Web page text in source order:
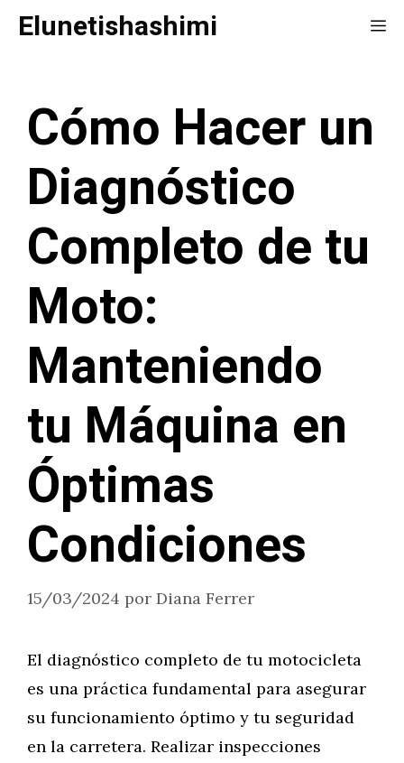
SaltarElunetishashimi
Cómo Hacer un
Diagnóstico
Completo de tu
Moto:
Manteniendo
tu Máquina en
Óptimas
Condiciones
15/03/2024 por Diana Ferrer
El diagnóstico completo de tu motocicleta
es una práctica fundamental para asegurar
su funcionamiento óptimo y tu seguridad
en la carretera. Realizar inspecciones